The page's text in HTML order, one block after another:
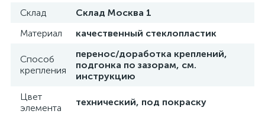
Склад
Склад Москва 1
Материал
качественный стеклопластик
Способ
крепления
перенос/доработка креплений,
подгонка по зазорам, см.
инструкцию
Цвет
элемента
технический, под покраску